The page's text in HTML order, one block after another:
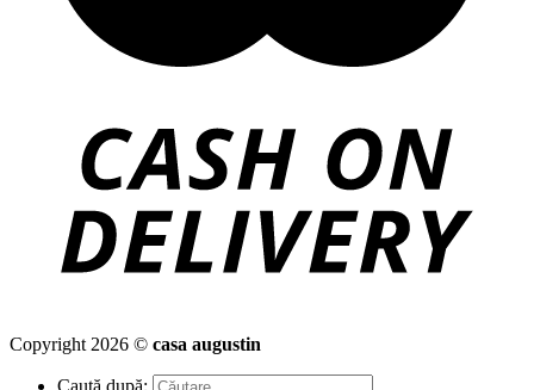
Copyright 2026 © casa augustin
Caută după: